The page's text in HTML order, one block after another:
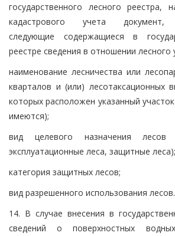
государственного лесного реестра,
кадастрового учета документ,
следующие содержащиеся в
реестре сведения в отношении лесного
наименование лесничества или
кварталов и (или) лесотаксационных
которых расположен указанный
имеются);
вид целевого назначения лесов
эксплуатационные леса, защитные леса);
категория защитных лесов;
вид разрешенного использования лесов.
14. В случае внесения в
сведений о поверхностных